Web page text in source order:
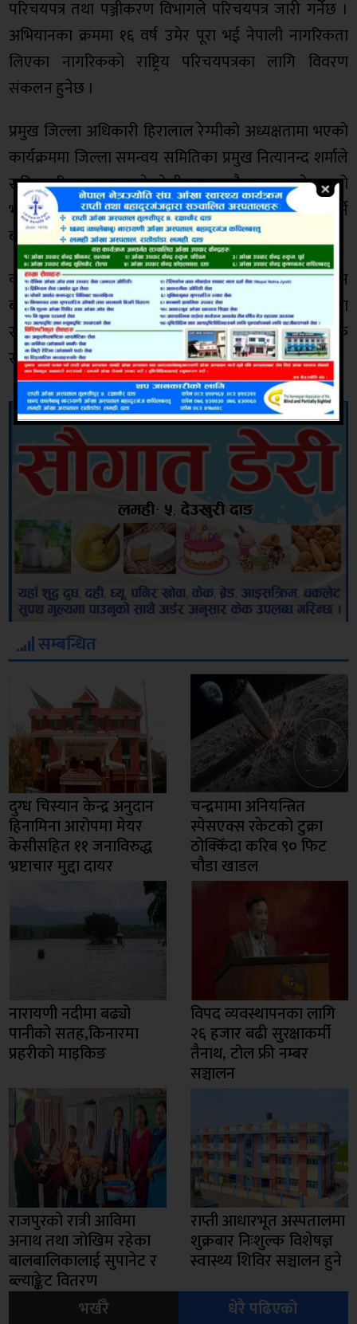
परिचयपत्र तथा पञ्जीकरण विभागले परिचयपत्र जारी गर्नेछ ।
अभियानका क्रममा १६ वर्ष उमेर पूरा भई नेपाली नागरिकता
लिएका नागरिकको राष्ट्रिय परिचयपत्रका लागि विवरण
संकलन हुनेछ ।
प्रमुख जिल्ला अधिकारी हिरालाल रेग्मीको अध्यक्षतामा भएको
कार्यक्रममा जिल्ला समन्वय समितिका प्रमुख नित्यानन्द शर्माले
राष्ट्रिय परिचयपत्र बनाउने टोली वडा तहमै आउनु राम्रो भएको
भन्दै अभियानलाई सवै नागरिकले सहयोग गर्नुपर्ने
बताउनुभएको थियो ।
कार्यक्रममा राष्ट्रिय परिचयपत्र भनेको के हो ? परिचयपत्र किन
बनाउने र बनाउनका लागि के के आवश्यक रहन्छ भन्ने बारेमा
राष्ट्रिय परिचयपत्र तथा पन्जीकरण विभागका निर्देशक
सागरमणि पाण्डेले जानकारी गराउनुभएको थियो ।
सम्बन्धित
दुग्ध चिस्यान केन्द्र अनुदान
हिनामिना आरोपमा मेयर
केसीसहित ११ जनाविरुद्ध
भ्रष्टाचार मुद्दा दायर
चन्द्रमामा अनियन्त्रित
स्पेसएक्स रकेटको टुक्रा
ठोक्किँदा करिब ९० फिट
चौडा खाडल
नारायणी नदीमा बढ्यो
पानीको सतह,किनारमा
प्रहरीको माइकिङ
विपद व्यवस्थापनका लागि
२६ हजार बढी सुरक्षाकर्मी
तैनाथ, टोल फ्री नम्बर
सञ्चालन
राजपुरको रात्री आविमा
अनाथ तथा जोखिम रहेका
बालबालिकालाई सुपानेट र
ब्ल्याङ्केट वितरण
राप्ती आधारभूत अस्पतालमा
शुक्रबार निःशुल्क विशेषज्ञ
स्वास्थ्य शिविर सञ्चालन हुने
भर्खरै
धेरै पढिएको